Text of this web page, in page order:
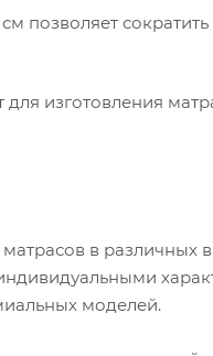
позволяет
изготовления
в различных
моделей.